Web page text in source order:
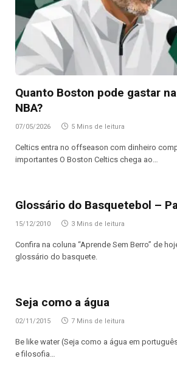
Quanto Boston pode gastar
NBA?
07/05/2026 5 Mins de leitura
Celtics entra no offseason com dinheiro
importantes O Boston Celtics chega ao…
Glossário do Basquetebol –
15/12/2010 3 Mins de leitura
Confira na coluna “Aprende Sem Berro” de
glossário do basquete.
Seja como a água
02/11/2015 7 Mins de leitura
Be like water (Seja como a água em
e filosofia…